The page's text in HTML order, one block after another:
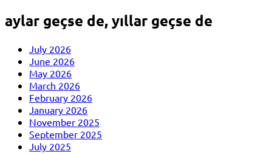
aylar geçse de, yıllar geçse de
July 2026
June 2026
May 2026
March 2026
February 2026
January 2026
November 2025
September 2025
July 2025